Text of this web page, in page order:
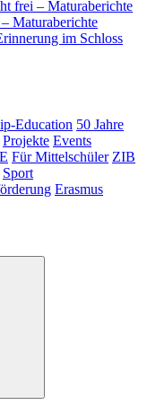
frei – Maturaberichte
Maturaberichte
im Schloss
Education 50 Jahre
Projekte Events
Für Mittelschüler ZIB
Sport
Erasmus